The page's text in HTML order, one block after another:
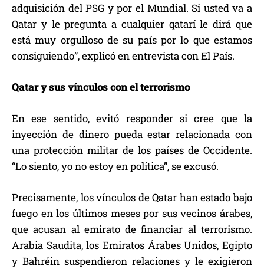
adquisición del PSG y por el Mundial. Si usted va a
Qatar y le pregunta a cualquier qatarí le dirá que
está muy orgulloso de su país por lo que estamos
consiguiendo”, explicó en entrevista con El País.
Qatar y sus vínculos con el terrorismo
En ese sentido, evitó responder si cree que la
inyección de dinero pueda estar relacionada con
una protección militar de los países de Occidente.
“Lo siento, yo no estoy en política”, se excusó.
Precisamente, los vínculos de Qatar han estado bajo
fuego en los últimos meses por sus vecinos árabes,
que acusan al emirato de financiar al terrorismo.
Arabia Saudita, los Emiratos Árabes Unidos, Egipto
y Bahréin suspendieron relaciones y le exigieron